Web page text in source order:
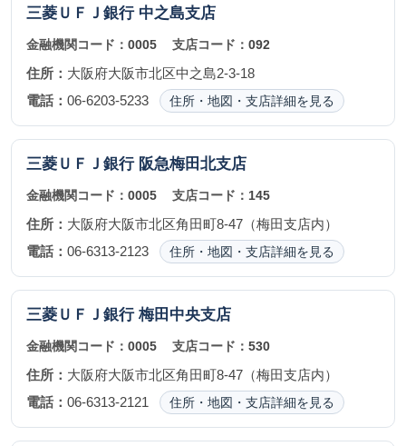
三菱ＵＦＪ銀行 中之島支店
金融機関コード： 0005 支店コード：092
住所： 大阪府大阪市北区中之島2-3-18
電話： 06-6203-5233 住所・地図・支店詳細を見る
三菱ＵＦＪ銀行 阪急梅田北支店
金融機関コード： 0005 支店コード： 145
住所： 大阪府大阪市北区角田町8-47（梅田支店内）
電話： 06-6313-2123 住所・地図・支店詳細を見る
三菱ＵＦＪ銀行 梅田中央支店
金融機関コード： 0005 支店コード：530
住所： 大阪府大阪市北区角田町8-47（梅田支店内）
電話： 06-6313-2121 住所・地図・支店詳細を見る